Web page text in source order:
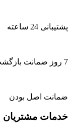
پشتیبانی 24 ساعته
7 روز ضمانت بازگشت
ضمانت اصل بودن
خدمات مشتریان